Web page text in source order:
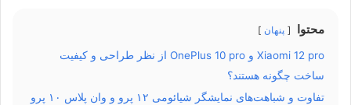
محتوا پنهان
Xiaomi 12 pro و OnePlus 10 pro از نظر طراحی و کیفیت
ساخت چگونه هستند؟
تفاوت و شباهت‌های نمایشگر شیائومی ۱۲ پرو و وان پلاس ۱۰ پرو